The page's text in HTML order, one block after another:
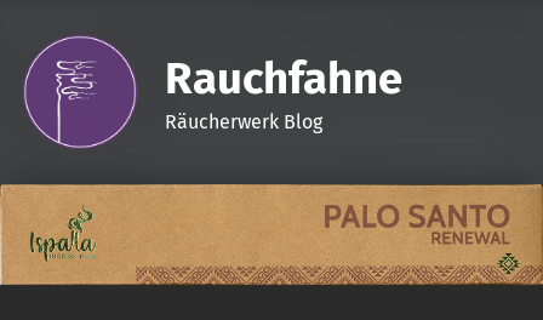
Rauchfahne
Räucherwerk Blog